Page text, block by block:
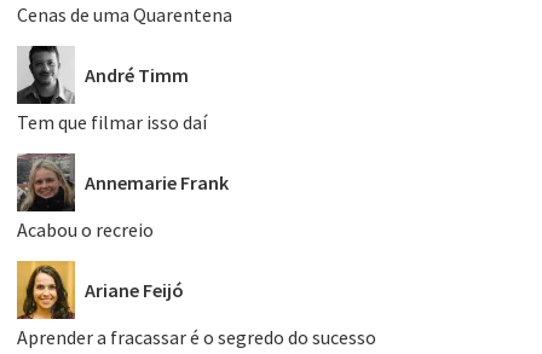
Cenas de uma Quarentena
André Timm
Tem que filmar isso daí
Annemarie Frank
Acabou o recreio
Ariane Feijó
Aprender a fracassar é o segredo do sucesso